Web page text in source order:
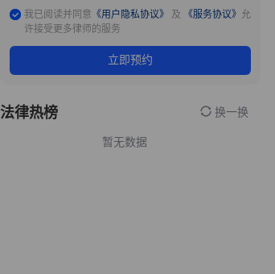
我已阅读并同意 《用户隐私协议》 及 《服务协议》 允
许接受更多律师的服务
立即预约
法律热榜 换一换
暂无数据